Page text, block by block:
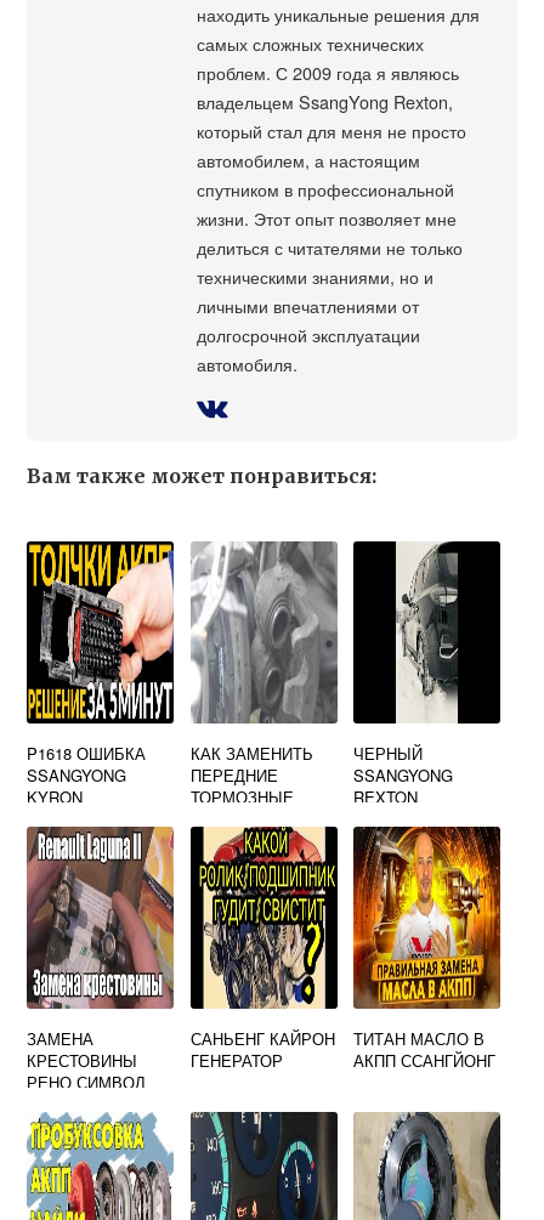
находить уникальные решения для
самых сложных технических
проблем. С 2009 года я являюсь
владельцем SsangYong Rexton,
который стал для меня не просто
автомобилем, а настоящим
спутником в профессиональной
жизни. Этот опыт позволяет мне
делиться с читателями не только
техническими знаниями, но и
личными впечатлениями от
долгосрочной эксплуатации
автомобиля.
Вам также может понравиться:
P1618 ОШИБКА
SSANGYONG
KYRON
КАК ЗАМЕНИТЬ
ПЕРЕДНИЕ
ТОРМОЗНЫЕ
SSANGYONG
ACTYON
ЧЕРНЫЙ
SSANGYONG
REXTON
ЗАМЕНА
КРЕСТОВИНЫ
РЕНО СИМВОЛ
САНЬЕНГ КАЙРОН
ГЕНЕРАТОР
ТИТАН МАСЛО В
АКПП ССАНГЙОНГ